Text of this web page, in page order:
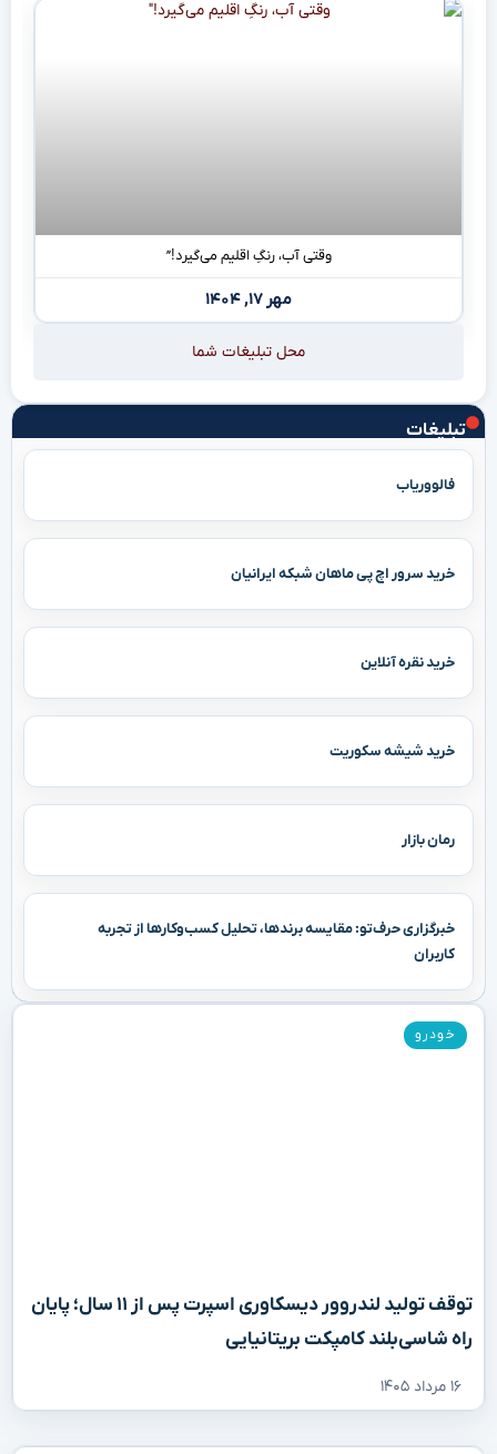
تبلیغات
فالووریاب
خرید سرور اچ پی ماهان شبکه ایرانیان
خرید نقره آنلاین
خرید شیشه سکوریت
رمان بازار
خبرگزاری حرف‌تو: مقایسه برندها، تحلیل کسب‌وکارها از تجربه
کاربران
توقف تولید لندروور دیسکاوری اسپرت پس از ۱۱ سال؛ پایان
راه شاسی‌بلند کامپکت بریتانیایی
۱۶ مرداد ۱۴۰۵
خودرو
وقتی آب، رنگِ اقلیم می‌گیرد!”
مهر ۱۷, ۱۴۰۴
محل تبلیغات شما